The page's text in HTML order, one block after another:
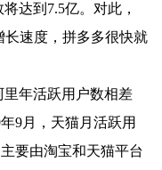
达到7.5亿。对此，
长速度，拼多多很快就
年活跃用户数相差
9月，天猫月活跃用
要由淘宝和天猫平台